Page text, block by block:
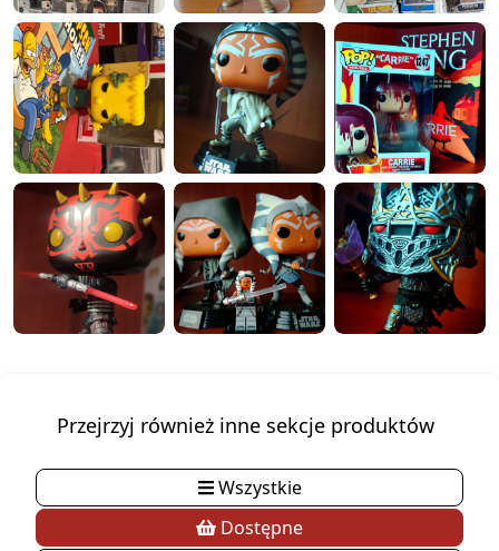
Przejrzyj również inne sekcje produktów
Wszystkie
Dostępne